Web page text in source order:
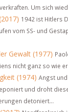
Um sich
1942 ist Hitlers
vom SS- und
Gewalt (1977)
nicht ganz so wie
(1974) Angst
und droht
detoniert...